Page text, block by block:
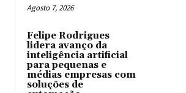
Agosto 7, 2026
Felipe Rodrigues
lidera avanço da
inteligência artificial
para pequenas e
médias empresas com
soluções de